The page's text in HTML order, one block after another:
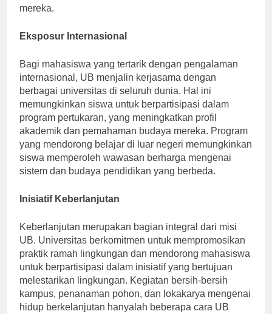
mereka.
Eksposur Internasional
Bagi mahasiswa yang tertarik dengan pengalaman
internasional, UB menjalin kerjasama dengan
berbagai universitas di seluruh dunia. Hal ini
memungkinkan siswa untuk berpartisipasi dalam
program pertukaran, yang meningkatkan profil
akademik dan pemahaman budaya mereka. Program
yang mendorong belajar di luar negeri memungkinkan
siswa memperoleh wawasan berharga mengenai
sistem dan budaya pendidikan yang berbeda.
Inisiatif Keberlanjutan
Keberlanjutan merupakan bagian integral dari misi
UB. Universitas berkomitmen untuk mempromosikan
praktik ramah lingkungan dan mendorong mahasiswa
untuk berpartisipasi dalam inisiatif yang bertujuan
melestarikan lingkungan. Kegiatan bersih-bersih
kampus, penanaman pohon, dan lokakarya mengenai
hidup berkelanjutan hanyalah beberapa cara UB